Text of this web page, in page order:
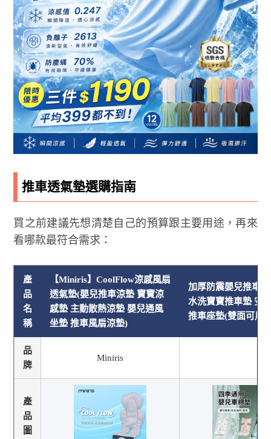
推車透氣墊選購指南
買之前建議先想清楚自己的預算跟主要用途，再來
看哪款最符合需求：
產
品
名
稱
【Miniris】CoolFlow涼感風扇
透氣墊(嬰兒推車涼墊 寶寶涼
感墊 主動散熱涼墊 嬰兒通風
坐墊 推車風扇涼墊)
加厚防震嬰兒推車
水洗寶寶推車墊 安
推車座墊(雙面可用)
品
牌
Miniris
產
品
圖